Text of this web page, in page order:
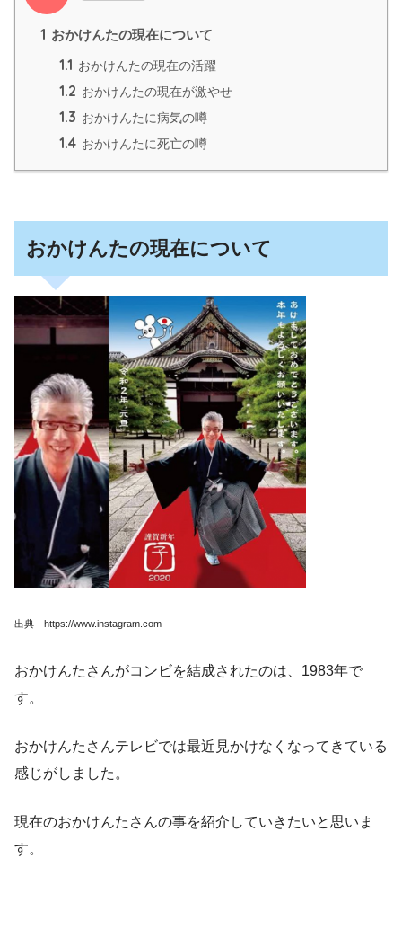
1 おかけんたの現在について
1.1 おかけんたの現在の活躍
1.2 おかけんたの現在が激やせ
1.3 おかけんたに病気の噂
1.4 おかけんたに死亡の噂
おかけんたの現在について
出典 https://www.instagram.com
おかけんたさんがコンビを結成されたのは、1983年で
す。
おかけんたさんテレビでは最近見かけなくなってきている
感じがしました。
現在のおかけんたさんの事を紹介していきたいと思いま
す。